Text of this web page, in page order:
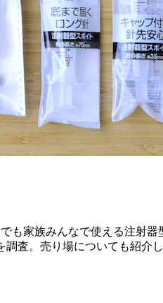
家族みんなで使える注射器
査。売り場についても紹介し